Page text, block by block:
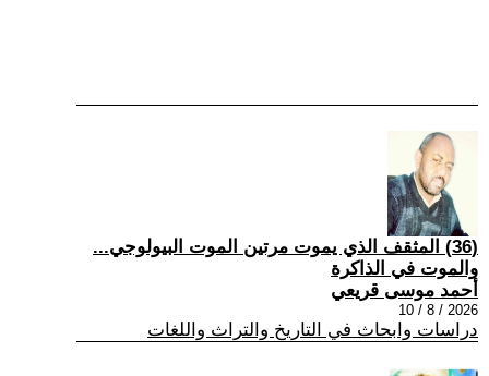
(36) المثقف الذي يموت مرتين الموت البيولوجي...
والموت في الذاكرة
أحمد موسى قريعي
2026 / 8 / 10
دراسات وابحاث في التاريخ والتراث واللغات